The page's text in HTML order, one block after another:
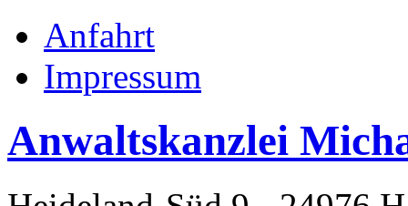
Anfahrt
Impressum
Anwaltskanzlei